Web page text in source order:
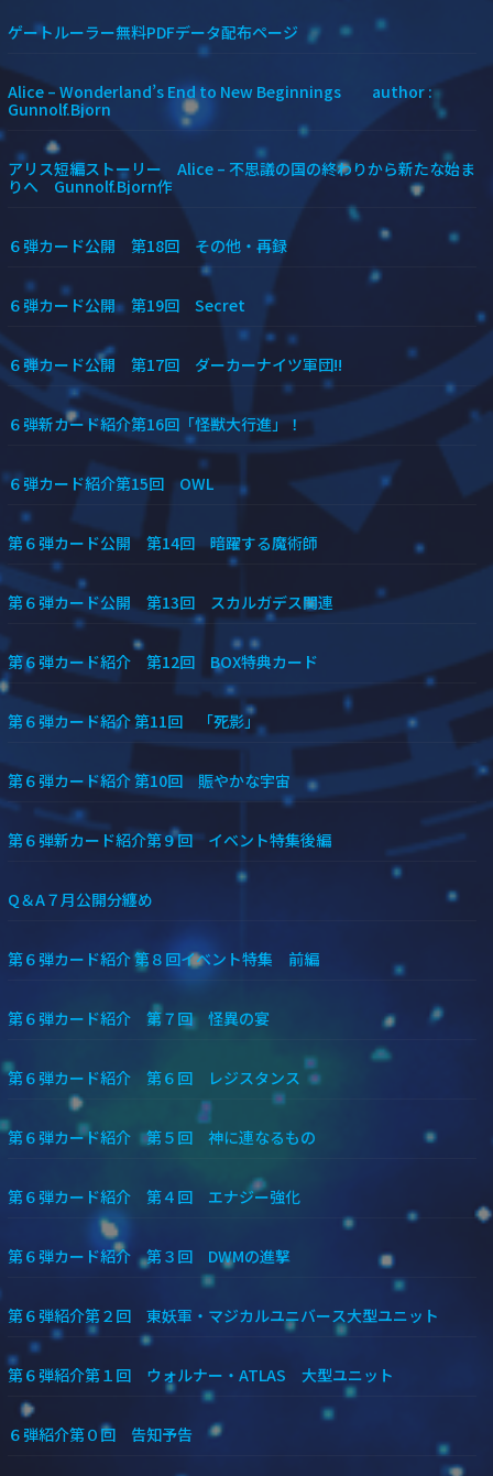
ゲートルーラー無料PDFデータ配布ページ
Alice – Wonderland’s End to New Beginnings author :
Gunnolf.Bjorn
アリス短編ストーリー Alice – 不思議の国の終わりから新たな始ま
りへ Gunnolf.Bjorn作
６弾カード公開 第18回 その他・再録
６弾カード公開 第19回 Secret
６弾カード公開 第17回 ダーカーナイツ軍団!!
６弾新カード紹介第16回「怪獣大行進」！
６弾カード紹介第15回 OWL
第６弾カード公開 第14回 暗躍する魔術師
第６弾カード公開 第13回 スカルガデス関連
第６弾カード紹介 第12回 BOX特典カード
第６弾カード紹介 第11回 「死影」
第６弾カード紹介 第10回 賑やかな宇宙
第６弾新カード紹介第９回 イベント特集後編
Q＆A７月公開分纏め
第６弾カード紹介 第８回イベント特集 前編
第６弾カード紹介 第７回 怪異の宴
第６弾カード紹介 第６回 レジスタンス
第６弾カード紹介 第５回 神に連なるもの
第６弾カード紹介 第４回 エナジー強化
第６弾カード紹介 第３回 DWMの進撃
第６弾紹介第２回 東妖軍・マジカルユニバース大型ユニット
第６弾紹介第１回 ウォルナー・ATLAS 大型ユニット
６弾紹介第０回 告知予告